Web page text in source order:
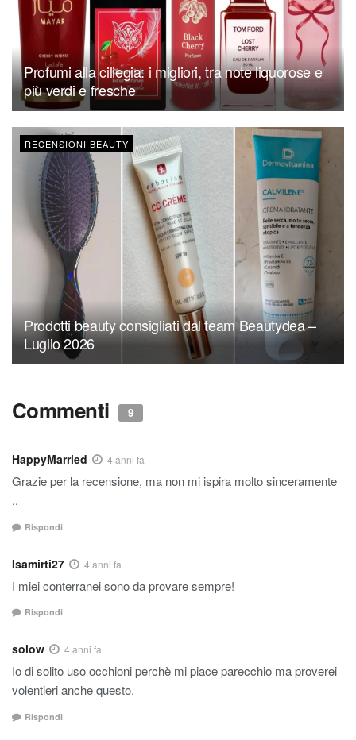
Profumi alla ciliegia: i migliori, tra note liquorose e
più verdi e fresche
RECENSIONI BEAUTY
Prodotti beauty consigliati dal team Beautydea –
Luglio 2026
Commenti 9
HappyMarried 4 anni fa
Grazie per la recensione, ma non mi ispira molto sinceramente
..
Rispondi
Isamirti27 4 anni fa
I miei conterranei sono da provare sempre!
Rispondi
solow 4 anni fa
Io di solito uso occhioni perchè mi piace parecchio ma proverei
volentieri anche questo.
Rispondi